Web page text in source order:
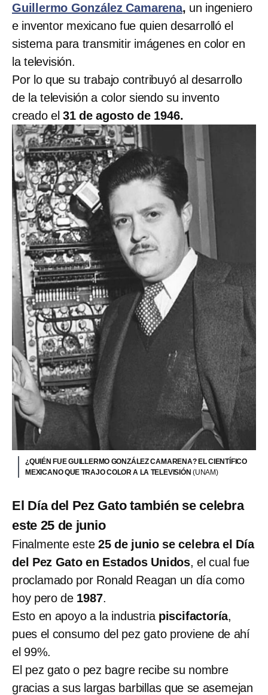
Guillermo González Camarena, un ingeniero
e inventor mexicano fue quien desarrolló el
sistema para transmitir imágenes en color en
la televisión.
Por lo que su trabajo contribuyó al desarrollo
de la televisión a color siendo su invento
creado el31 de agosto de 1946.
¿QUIÉN FUE GUILLERMO GONZÁLEZ CAMARENA? EL CIENTÍFICO
MEXICANO QUE TRAJO COLOR A LA TELEVISIÓN (UNAM)
El Día del Pez Gato también se celebra
este 25 de junio
Finalmente este 25 de junio se celebra el Día
del Pez Gato en Estados Unidos, el cual fue
proclamado por Ronald Reagan un día como
hoy pero de 1987.
Esto en apoyo a la industria piscifactoría,
pues el consumo del pez gato proviene de ahí
el 99%.
El pez gato o pez bagre recibe su nombre
gracias a sus largas barbillas que se asemejan